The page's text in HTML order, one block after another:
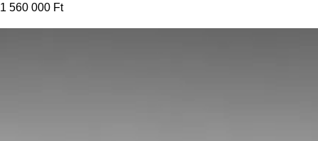
1 560 000 Ft